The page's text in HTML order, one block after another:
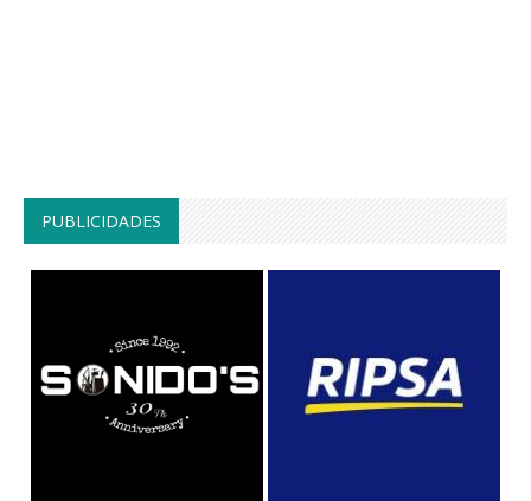
PUBLICIDADES